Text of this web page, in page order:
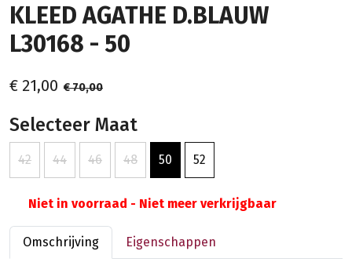
KLEED AGATHE D.BLAUW
L30168 - 50
€ 21,00 € 70,00
Selecteer Maat
42 44 46 48 50 52
Niet in voorraad - Niet meer verkrijgbaar
Omschrijving Eigenschappen